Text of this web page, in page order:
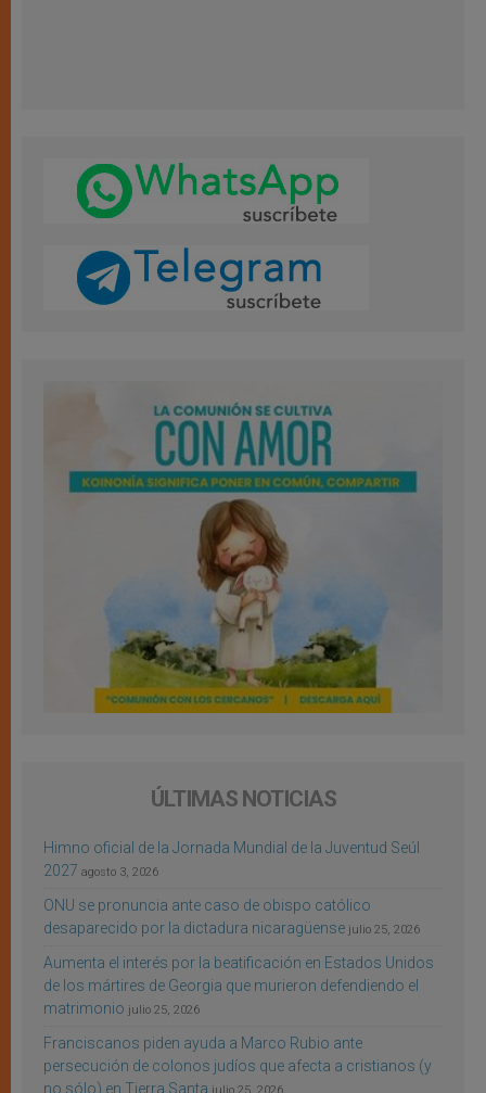
ÚLTIMAS NOTICIAS
Himno oficial de la Jornada Mundial de la Juventud Seúl
2027 agosto 3, 2026
ONU se pronuncia ante caso de obispo católico
desaparecido por la dictadura nicaragüense julio 25, 2026
Aumenta el interés por la beatificación en Estados Unidos
de los mártires de Georgia que murieron defendiendo el
matrimonio julio 25, 2026
Franciscanos piden ayuda a Marco Rubio ante
persecución de colonos judíos que afecta a cristianos (y
no sólo) en Tierra Santa